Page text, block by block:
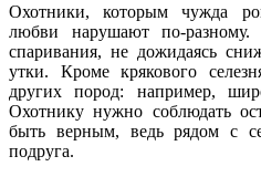
Охотники, которым чужда
любви нарушают по-разному.
спаривания, не дожидаясь
утки. Кроме крякового
других пород: например,
Охотнику нужно соблюдать
быть верным, ведь рядом с
подруга.